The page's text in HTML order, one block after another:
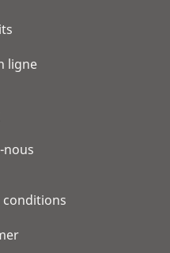
ligne
nous
conditions